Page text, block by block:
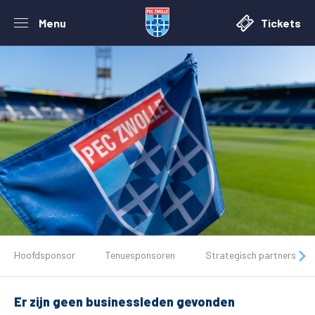
Menu Tickets
Tickets
Matchdays
Hoofdsponsor Tenuesponsoren Strategisch partners
Er zijn geen businessleden gevonden